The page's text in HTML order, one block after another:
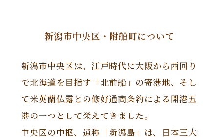
新潟市中央区・附船町について
新潟市中央区は、江戸時代に大阪から西回り
で北海道を目指す「北前船」の寄港地、そし
て米英蘭仏露との修好通商条約による開港五
港の一つとして栄えてきました。
中央区の中枢、通称「新潟島」は、日本三大